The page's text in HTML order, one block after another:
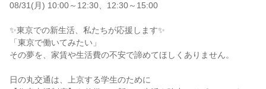
08/31(月) 10:00～12:30、12:30～15:00
✨東京での新生活、私たちが応援します✨
「東京で働いてみたい」
その夢を、家賃や生活費の不安で諦めてほしくありません。
日の丸交通は、上京する学生のために